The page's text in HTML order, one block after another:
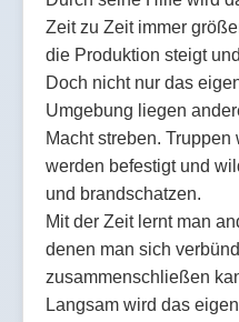
Zeit zu Zeit immer
die Produktion steigt
Doch nicht nur das
Umgebung liegen
Macht streben.
werden befestigt und
und brandschatzen.
Mit der Zeit lernt man
denen man sich
zusammenschließen
Langsam wird das